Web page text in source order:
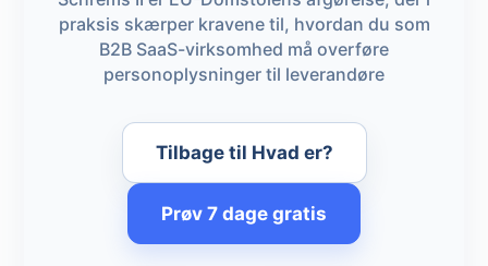
praksis skærper kravene til, hvordan du som
B2B SaaS-virksomhed må overføre
personoplysninger til leverandøre
Tilbage til Hvad er?
Prøv 7 dage gratis